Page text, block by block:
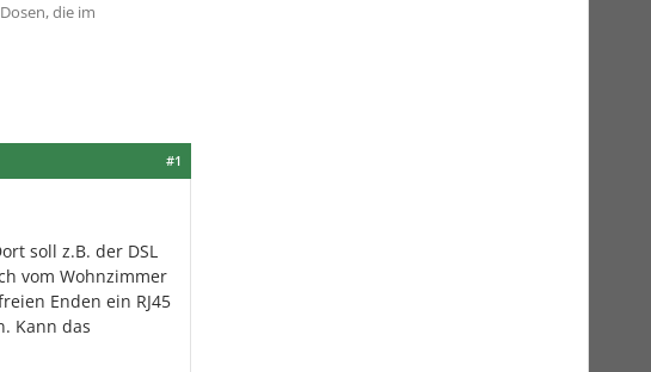
die im
#1
soll z.B. der DSL
vom Wohnzimmer
Enden ein RJ45
Kann das